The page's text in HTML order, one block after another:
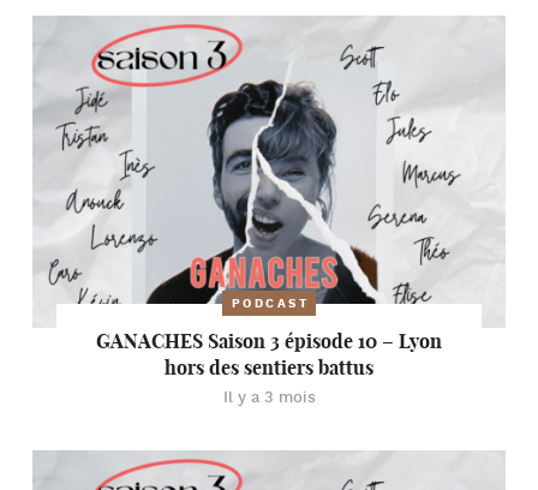
PODCAST
GANACHES Saison 3 épisode 10 – Lyon
hors des sentiers battus
Il y a 3 mois